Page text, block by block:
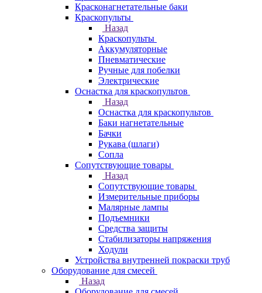
Красконагнетательные баки
Краскопульты
Назад
Краскопульты
Аккумуляторные
Пневматические
Ручные для побелки
Электрические
Оснастка для краскопультов
Назад
Оснастка для краскопультов
Баки нагнетательные
Бачки
Рукава (шлаги)
Сопла
Сопутствующие товары
Назад
Сопутствующие товары
Измерительные приборы
Малярные лампы
Подъемники
Средства защиты
Стабилизаторы напряжения
Ходули
Устройства внутренней покраски труб
Оборудование для смесей
Назад